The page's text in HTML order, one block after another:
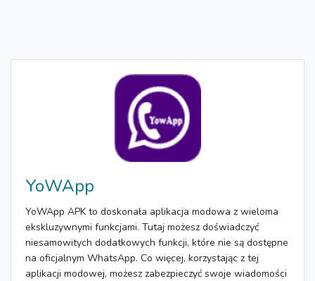
YoWApp
YoWApp APK to doskonała aplikacja modowa z wieloma
ekskluzywnymi funkcjami. Tutaj możesz doświadczyć
niesamowitych dodatkowych funkcji, które nie są dostępne
na oficjalnym WhatsApp. Co więcej, korzystając z tej
aplikacji modowej, możesz zabezpieczyć swoje wiadomości